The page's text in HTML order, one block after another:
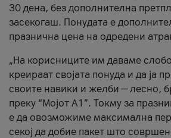
30 дена, без дополнителна
засекогаш. Понудата е
празнична цена на одредени
„На корисниците им даваме
креираат својата понуда и да ја
своите навики и желби — лесно,
преку “Мојот А1”. Токму за
е да овозможиме максимална
секој да добие пакет што